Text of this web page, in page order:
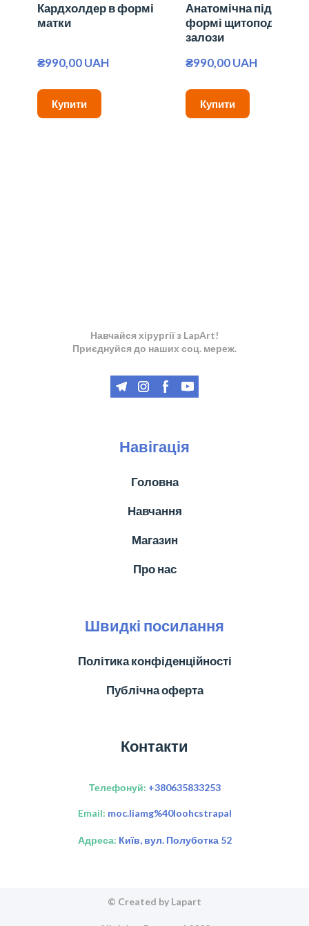
Кардхолдер в формі
матки
₴990,00 UAH
Купити
Анатомічна
формі щитоподібної
залози
₴990,00 UAH
Купити
Навчайся хірургії з LapArt!
Приєднуйся до наших соц. мереж.
Навігація
Головна
Навчання
Магазин
Про нас
Швидкі посилання
Політика конфіденційності
Публічна оферта
Контакти
Телефонуй: +380635833253
Email: moc.liamg%40loohcstrapal
Адреса: Київ, вул. Полуботка 52
© Created by Lapart